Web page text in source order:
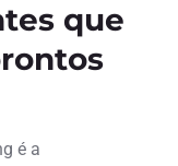
que
é a